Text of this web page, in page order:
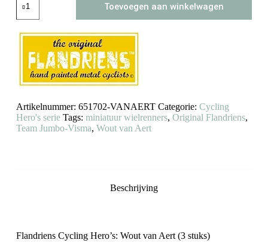
van
Aert
wielrenners
Flandriens
aantal
Toevoegen aan winkelwagen
Artikelnummer: 651702-VANAERT Categorie: Cycling
Hero's serie Tags: miniatuur wielrenners, Original Flandriens,
Team Jumbo-Visma, Wout van Aert
Beschrijving
Flandriens Cycling Hero’s: Wout van Aert (3 stuks)